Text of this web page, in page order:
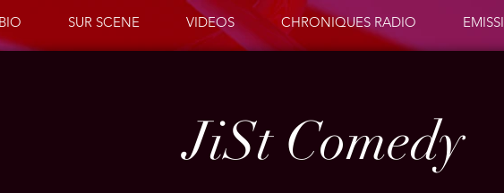
BIO SUR SCENE VIDEOS CHRONIQUES RADIO
JiSt Comedy